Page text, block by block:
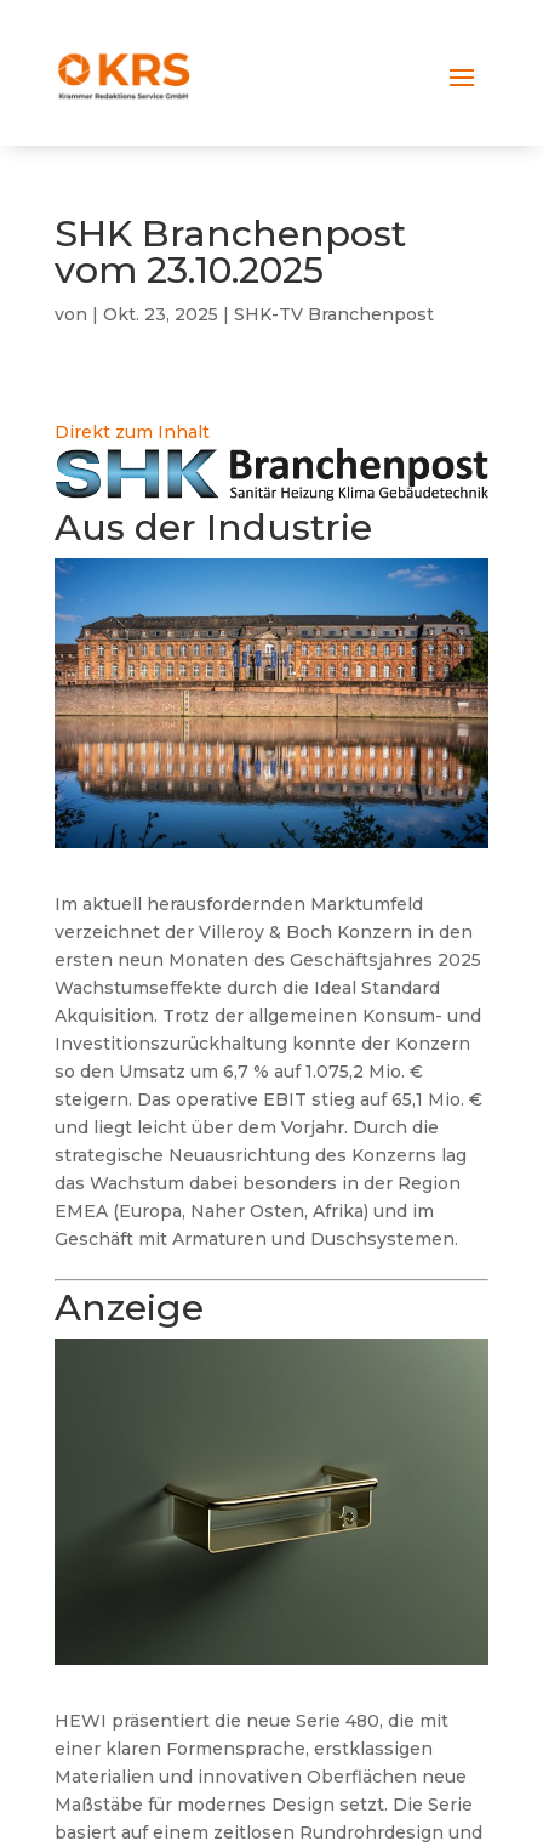
SHK Branchenpost
vom 23.10.2025
von | Okt. 23, 2025 | SHK-TV Branchenpost
Direkt zum Inhalt
Aus der Industrie
Im aktuell herausfordernden Marktumfeld
verzeichnet der Villeroy & Boch Konzern in den
ersten neun Monaten des Geschäftsjahres 2025
Wachstumseffekte durch die Ideal Standard
Akquisition. Trotz der allgemeinen Konsum- und
Investitionszurückhaltung konnte der Konzern
so den Umsatz um 6,7 % auf 1.075,2 Mio. €
steigern. Das operative EBIT stieg auf 65,1 Mio. €
und liegt leicht über dem Vorjahr. Durch die
strategische Neuausrichtung des Konzerns lag
das Wachstum dabei besonders in der Region
EMEA (Europa, Naher Osten, Afrika) und im
Geschäft mit Armaturen und Duschsystemen.
Anzeige
HEWI präsentiert die neue Serie 480, die mit
einer klaren Formensprache, erstklassigen
Materialien und innovativen Oberflächen neue
Maßstäbe für modernes Design setzt. Die Serie
basiert auf einem zeitlosen Rundrohrdesign und